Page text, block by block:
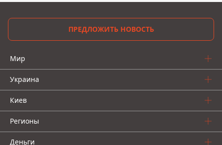
ПРЕДЛОЖИТЬ НОВОСТЬ
Мир
Украина
Киев
Регионы
Деньги